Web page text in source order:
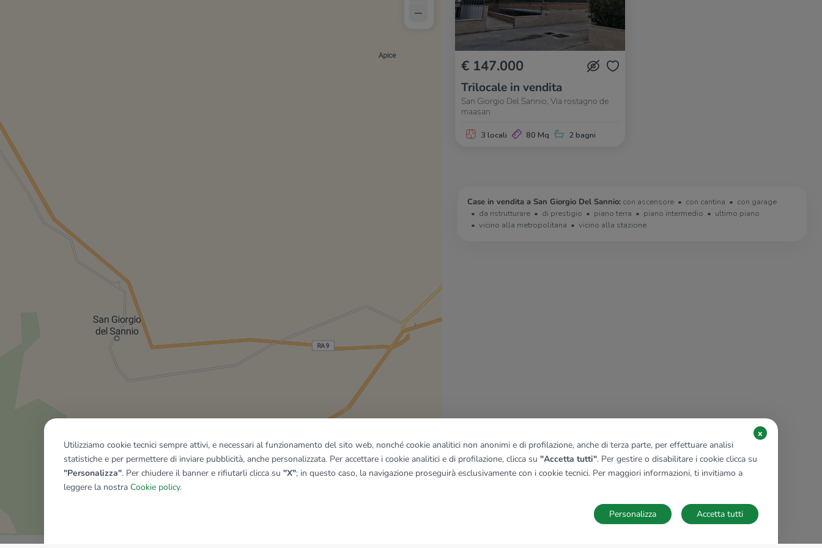
€ 147.000
Trilocale in vendita
San Giorgio Del Sannio, Via rostagno de
maasan
3 locali 80 Mq 2 bagni
Case in vendita a San Giorgio Del Sannio: con ascensore con cantina
con garage
da ristrutturare
di prestigio piano terra piano intermedio
ultimo piano
vicino alla metropolitana
vicino alla stazione
–
Mostra tutti gli immobili del riquadro
Utilizziamo cookie tecnici sempre attivi, e necessari al funzionamento del sito web, nonché cookie analitici non anonimi e di profilazione, anche di terza parte, per effettuare analisi
statistiche e per permettere di inviare pubblicità, anche personalizzata. Per accettare i cookie analitici e di profilazione, clicca su "Accetta tutti". Per gestire o disabilitare i cookie clicca su
"Personalizza". Per chiudere il banner e rifiutarli clicca su "X"; in questo caso, la navigazione proseguirà esclusivamente con i cookie tecnici. Per maggiori informazioni, ti invitiamo a
leggere la nostra Cookie policy.
x
Accetta tutti
Personalizza